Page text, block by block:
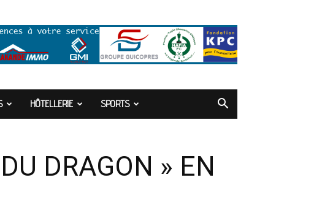
HÔTELLERIE SPORTS
DRAGON » EN